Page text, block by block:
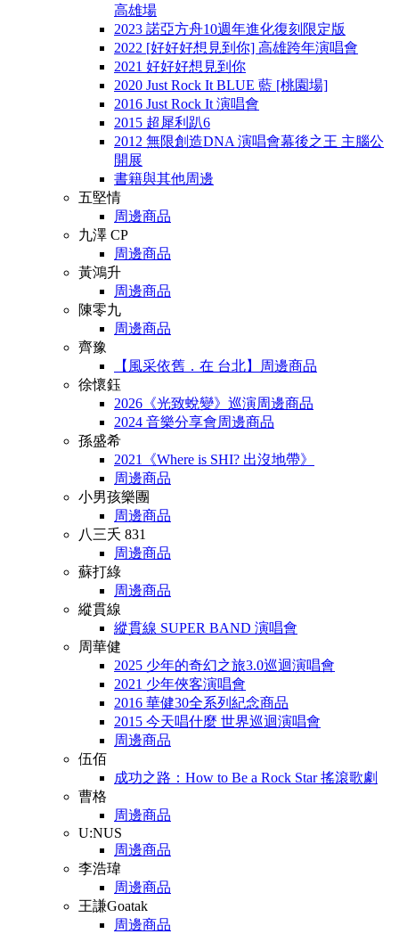
高雄場
2023 諾亞方舟10週年進化復刻限定版
2022 [好好好想見到你] 高雄跨年演唱會
2021 好好好想見到你
2020 Just Rock It BLUE 藍 [桃園場]
2016 Just Rock It 演唱會
2015 超犀利趴6
2012 無限創造DNA 演唱會幕後之王 主腦公
開展
書籍與其他周邊
五堅情
周邊商品
九澤 CP
周邊商品
黃鴻升
周邊商品
陳零九
周邊商品
齊豫
【風采依舊．在 台北】周邊商品
徐懷鈺
2026《光致蛻變》巡演周邊商品
2024 音樂分享會周邊商品
孫盛希
2021《Where is SHI? 出沒地帶》
周邊商品
小男孩樂團
周邊商品
八三夭 831
周邊商品
蘇打綠
周邊商品
縱貫線
縱貫線 SUPER BAND 演唱會
周華健
2025 少年的奇幻之旅3.0巡迴演唱會
2021 少年俠客演唱會
2016 華健30全系列紀念商品
2015 今天唱什麼 世界巡迴演唱會
周邊商品
伍佰
成功之路：How to Be a Rock Star 搖滾歌劇
曹格
周邊商品
U:NUS
周邊商品
李浩瑋
周邊商品
王謙Goatak
周邊商品